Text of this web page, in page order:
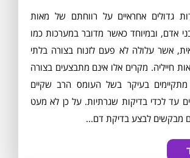
גדולים אחראיים על רווחתם של מאות
אדם, ובמיוחד כאשר מדובר במערכות כמו
אשר עלולה לא פעם לזנוח בצורה בלתי
חייליה. מקרים אלו אינם מתבצעים בצורה
בעיקר בשל העומס הרב שקיים
עד לכדי בדיקות שגרתיות. על כן לא מעט
מבקשים לבצע בדיקת דם...